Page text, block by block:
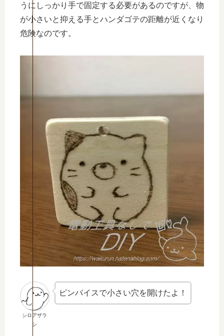
うにしっかり手で固定する必要があるのですが、物
が小さいと抑える手とハンダゴテの距離が近くなり
危険なのです。
シロアザラ
シ
ピンバイスで小さい穴を開けたよ！